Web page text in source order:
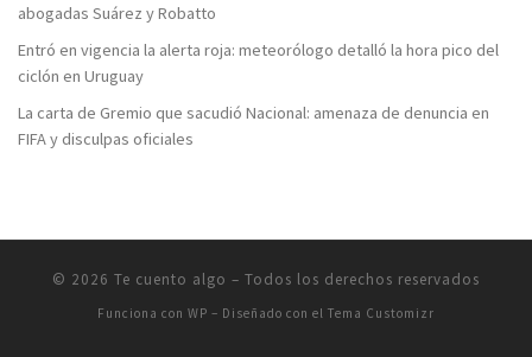
abogadas Suárez y Robatto
Entró en vigencia la alerta roja: meteorólogo detalló la hora pico del
ciclón en Uruguay
La carta de Gremio que sacudió Nacional: amenaza de denuncia en
FIFA y disculpas oficiales
© 2026 Te cuento algo – Todos los derechos reservados
Funciona con WP – Diseñado con el Tema Customizr